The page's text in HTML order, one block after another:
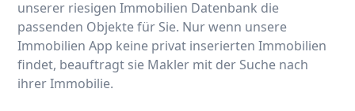
unserer riesigen Immobilien Datenbank die
passenden Objekte für Sie. Nur wenn unsere
Immobilien App keine privat inserierten Immobilien
findet, beauftragt sie Makler mit der Suche nach
ihrer Immobilie.